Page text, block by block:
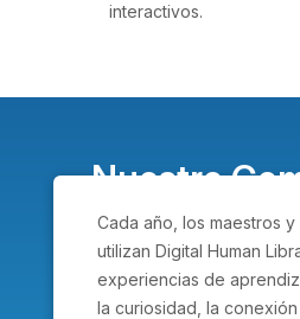
interactivos.
Nuestro
Cada año, los maestros
utilizan Digital Human
experiencias de
la curiosidad, la